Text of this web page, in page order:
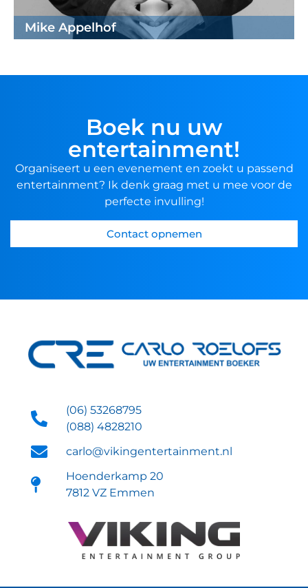
Mike Appelhof
Boek nu uw
entertainment!
Organiseert u een evenement en zoekt u passend
entertainment? Ik denk graag met u mee voor de
perfecte invulling!
Contact opnemen
(06) 53268795
(088) 4828210
carlo@vikingentertainment.nl
Hoenderkamp 20
7812 VZ Emmen